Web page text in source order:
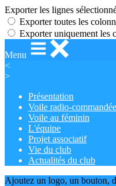
Exporter les lignes
Exporter toutes les
Exporter uniquement les
Menu
<
>
Présentation
Voile radio-commandée
Voile au féminin
L'équipe
Projet associatif
Vie du club
Actualités du club
Ajoutez un logo, un bouton,